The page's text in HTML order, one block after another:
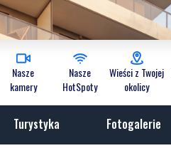
Nasze
kamery
Nasze
HotSpoty
Wieści z Twojej
okolicy
Turystyka Fotogalerie